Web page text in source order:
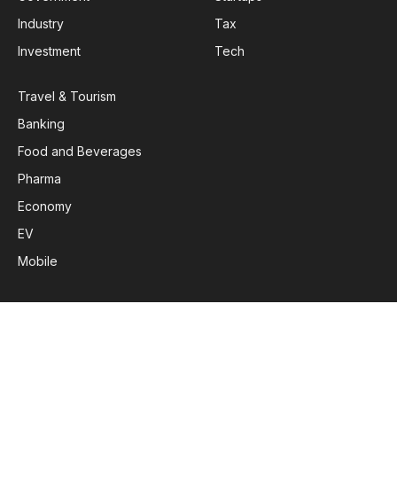
Industry
Investment
Tax
Tech
Travel & Tourism
Banking
Food and Beverages
Pharma
Economy
EV
Mobile